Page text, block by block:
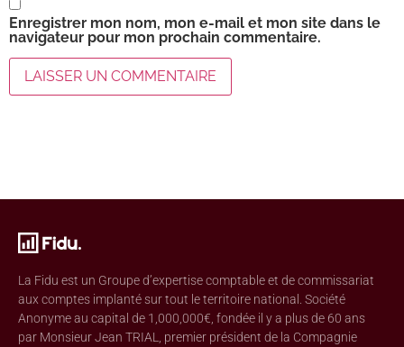
Enregistrer mon nom, mon e-mail et mon site dans le
navigateur pour mon prochain commentaire.
La Fidu est un Groupe d’expertise comptable et de commissariat
aux comptes implanté sur tout le territoire national. Société
Anonyme au capital de 1,000,000€, fondée il y a plus de 60 ans
par Monsieur Jean TRIAL, premier président de la Compagnie